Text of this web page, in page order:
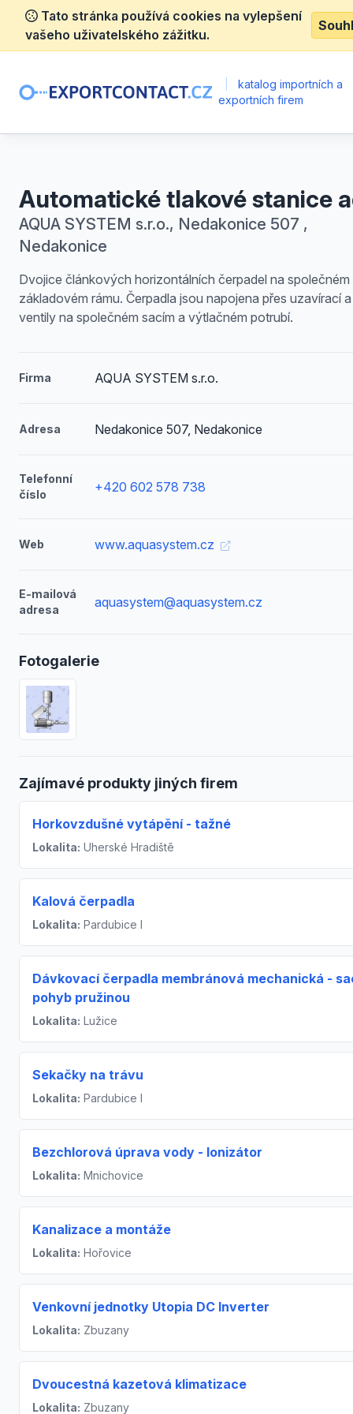
Tato stránka používá cookies na vylepšení
vašeho uživatelského zážitku.
katalog importních a
exportních firem
Automatické tlakové stanice
AQUA SYSTEM s.r.o., Nedakonice 507 ,
Nedakonice
Dvojice článkových horizontálních čerpadel na společném
základovém rámu. Čerpadla jsou napojena přes uzavírací
ventily na společném sacím a výtlačném potrubí.
Firma AQUA SYSTEM s.r.o.
Adresa Nedakonice 507, Nedakonice
Telefonní
číslo
+420 602 578 738
Web www.aquasystem.cz
E-mailová
adresa
aquasystem@aquasystem.cz
Fotogalerie
Zajímavé produkty jiných firem
Horkovzdušné vytápění - tažné
Lokalita: Uherské Hradiště
Kalová čerpadla
Lokalita: Pardubice I
Dávkovací čerpadla membránová mechanická -
pohyb pružinou
Lokalita: Lužice
Sekačky na trávu
Lokalita: Pardubice I
Bezchlorová úprava vody - Ionizátor
Lokalita: Mnichovice
Kanalizace a montáže
Lokalita: Hořovice
Venkovní jednotky Utopia DC Inverter
Lokalita: Zbuzany
Dvoucestná kazetová klimatizace
Lokalita: Zbuzany